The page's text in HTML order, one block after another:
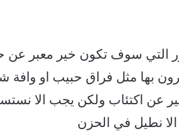
سوف تكون خير معبر عن
بها مثل فراق حبيب او
عن اكتئاب ولكن يجب الا
نطيل في الحزن